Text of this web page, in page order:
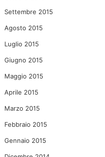
Settembre 2015
Agosto 2015
Luglio 2015
Giugno 2015
Maggio 2015
Aprile 2015
Marzo 2015
Febbraio 2015
Gennaio 2015